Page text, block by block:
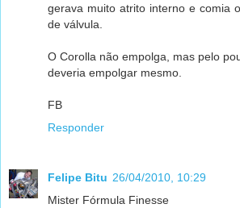
gerava muito atrito interno e comia
de válvula.
O Corolla não empolga, mas pelo
deveria empolgar mesmo.
FB
Responder
Felipe Bitu 26/04/2010, 10:29
Mister Fórmula Finesse